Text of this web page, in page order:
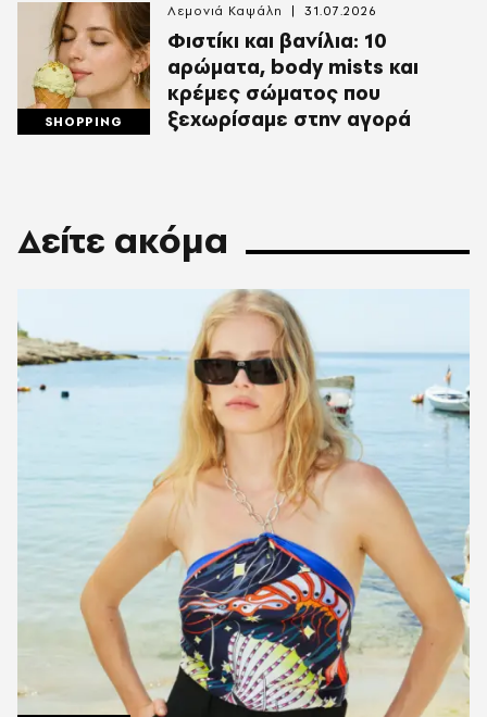
SHOPPING
Φιστίκι και βανίλια: 10
αρώματα, body mists και
κρέμες σώματος που
ξεχωρίσαμε στην αγορά
Λεμονιά Καψάλη 31.07.2026
Δείτε ακόμα